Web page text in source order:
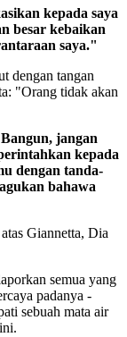
kepada saya
besar kebaikan
saya."
dengan tangan
"Orang tidak akan
jangan
kepada
dengan tanda-
bahawa
Giannetta, Dia
semua yang
padanya -
sebuah mata air